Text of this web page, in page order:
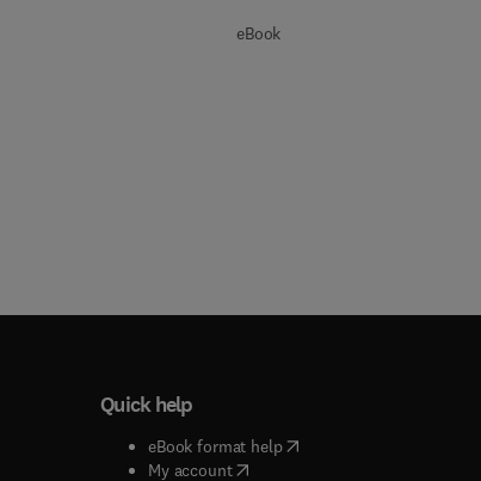
eBook
Quick help
eBook format help( opens in new tab/window
My account( opens in new tab/window